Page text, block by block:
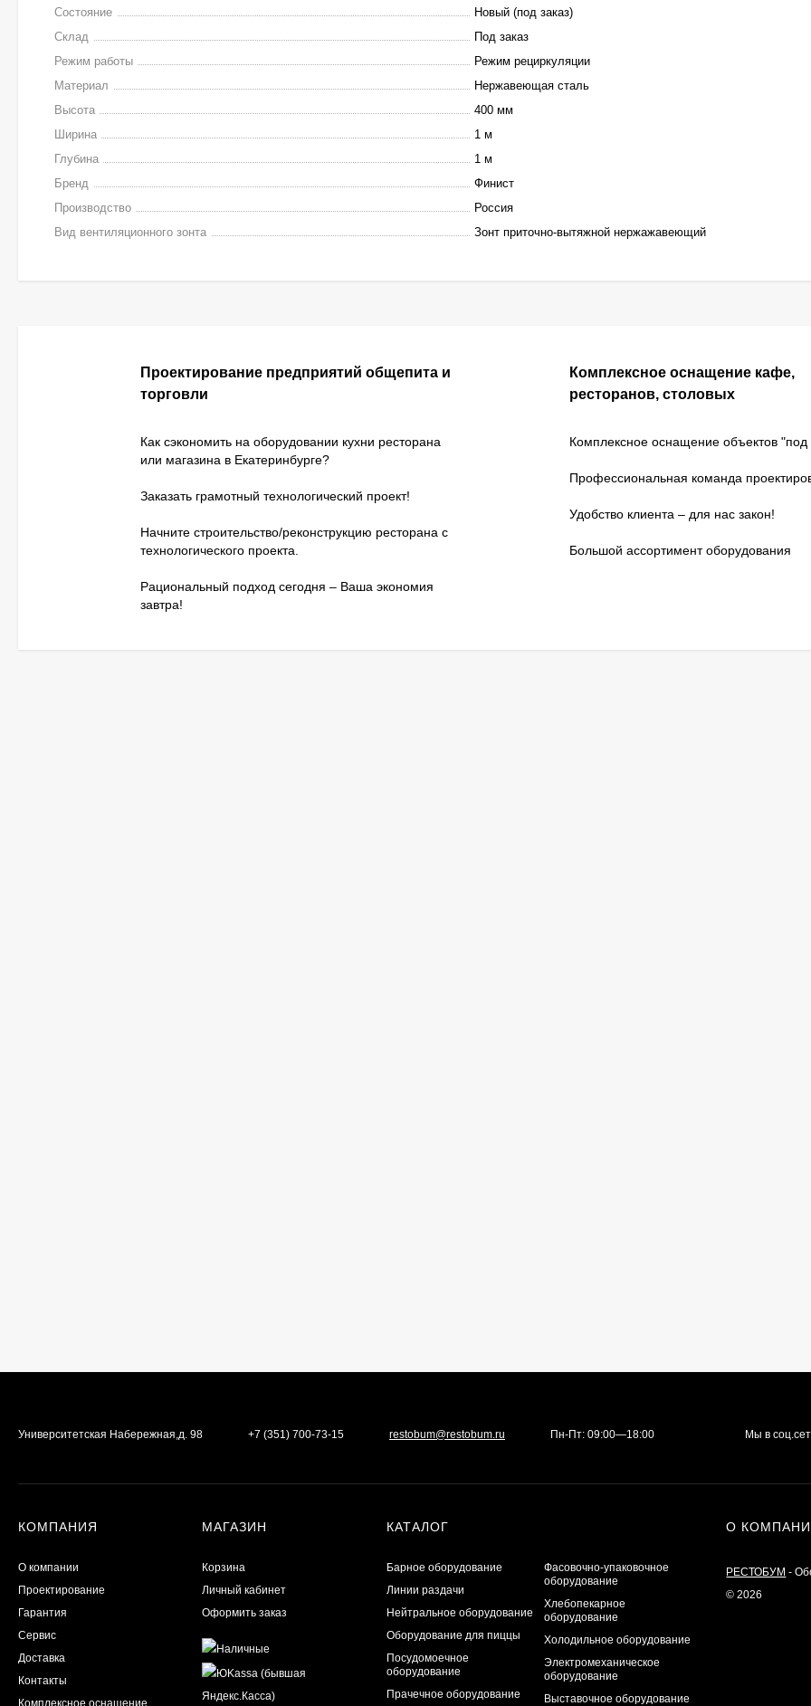
Состояние
Новый (под заказ)
Склад
Под заказ
Режим работы
Режим рециркуляции
Материал
Нержавеющая сталь
Высота
400 мм
Ширина
1 м
Глубина
1 м
Бренд
Финист
Производство
Россия
Вид вентиляционного зонта
Зонт приточно-вытяжной нержажавеющий
Проектирование предприятий общепита и
торговли
Как сэкономить на оборудовании кухни ресторана
или магазина в Екатеринбурге?
Заказать грамотный технологический проект!
Начните строительство/реконструкцию ресторана с
технологического проекта.
Рациональный подход сегодня – Ваша экономия
завтра!
Комплексное оснащение кафе,
ресторанов, столовых
Комплексное оснащение объектов "под
Профессиональная команда
Удобство клиента – для нас закон!
Большой ассортимент оборудования
Университетская Набережная,д. 98 +7 (351) 700-73-15 restobum@restobum.ru Пн-Пт: 09:00—18:00 Мы в
КОМПАНИЯ
О компании
Проектирование
Гарантия
Сервис
Доставка
Контакты
Комплексное оснащение
МАГАЗИН
Корзина
Личный кабинет
Оформить заказ
КАТАЛОГ
Барное оборудование
Линии раздачи
Нейтральное оборудование
Оборудование для пиццы
Посудомоечное
оборудование
Прачечное оборудование
Фасовочно-упаковочное
оборудование
Хлебопекарное
оборудование
Холодильное оборудование
Электромеханическое
оборудование
Выставочное оборудование
О
РЕСТОБУМ -
© 2026